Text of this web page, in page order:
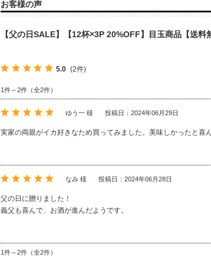
お客様の声
【父の日SALE】【12杯×3P 20%OFF】目玉商品【送
5.0 (2件)
1件～2件（全2件）
ゆう一 様 投稿日：2024年06月29日
実家の両親がイカ好きなため買ってみました。美味しかったと喜
なみ 様 投稿日：2024年06月28日
父の日に贈りました！
義父も喜んで、お酒が進んだようです。
1件～2件（全2件）